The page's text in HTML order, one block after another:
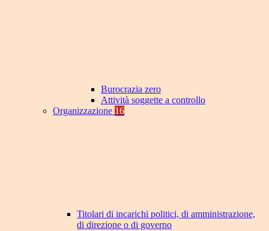
Burocrazia zero
Attività soggette a controllo
Organizzazione 16
Titolari di incarichi politici, di amministrazione,
di direzione o di governo